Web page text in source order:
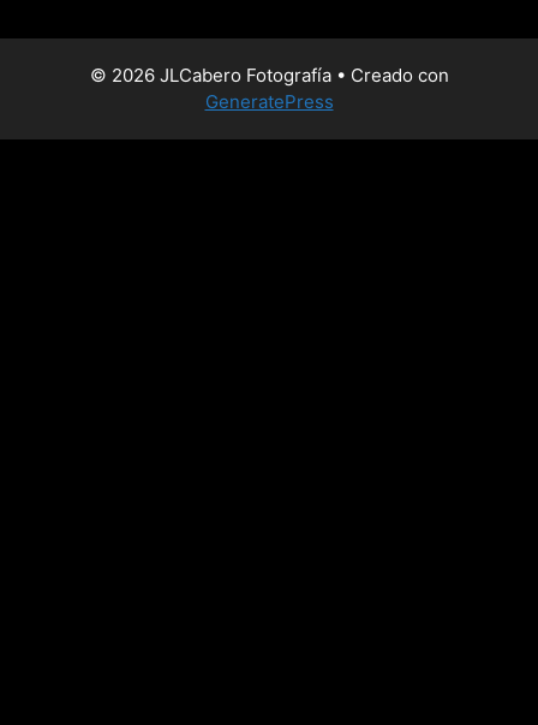
© 2026 JLCabero Fotografía• Creado con
GeneratePress